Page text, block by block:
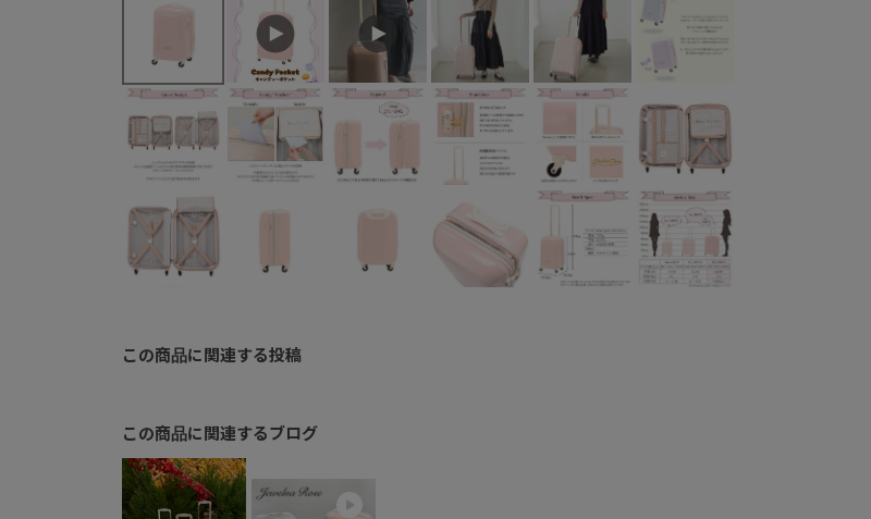
この商品に関連する投稿
この商品に関連するブログ